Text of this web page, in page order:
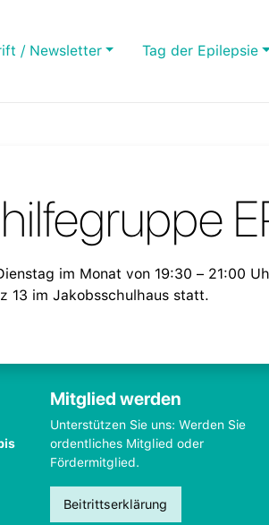
/ Newsletter Tag der Epilepsie
im Monat von 19:30 – 21:00
13 im Jakobsschulhaus statt.
Mitglied werden
Unterstützen Sie uns: Werden Sie
ordentliches Mitglied oder
Fördermitglied.
Beitrittserklärung